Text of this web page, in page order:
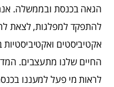
הגאה בכנסת ובממשלה.
להתפקד למפלגות, לצאת
אקטיביסטים
החיים שלנו מתעצבים.
לראות מי פעל למעננו